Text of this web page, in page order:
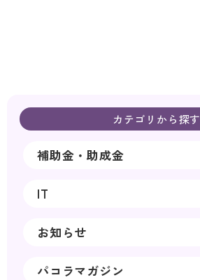
カテゴリから探す
補助金・助成金
IT
お知らせ
パコラマガジン